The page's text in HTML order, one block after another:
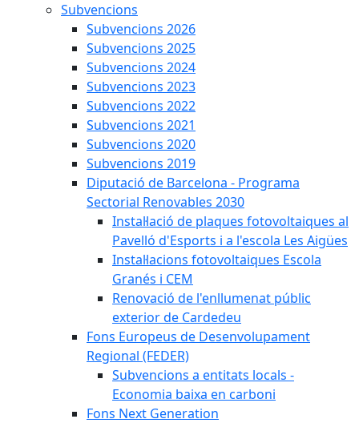
Subvencions
Subvencions 2026
Subvencions 2025
Subvencions 2024
Subvencions 2023
Subvencions 2022
Subvencions 2021
Subvencions 2020
Subvencions 2019
Diputació de Barcelona - Programa
Sectorial Renovables 2030
Instal·lació de plaques fotovoltaiques al
Pavelló d'Esports i a l'escola Les Aigües
Instal·lacions fotovoltaiques Escola
Granés i CEM
Renovació de l'enllumenat públic
exterior de Cardedeu
Fons Europeus de Desenvolupament
Regional (FEDER)
Subvencions a entitats locals -
Economia baixa en carboni
Fons Next Generation